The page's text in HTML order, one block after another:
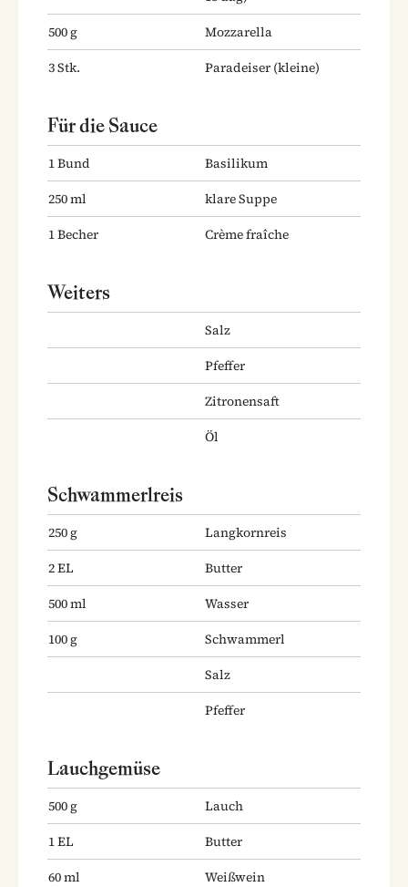
500g
Mozzarella
3Stk. Paradeiser (kleine)
Für die Sauce
1Bund
Basilikum
250ml
klare Suppe
1Becher Crème fraîche
Weiters
Salz
Pfeffer
Zitronensaft
Öl
Schwammerlreis
250g
Langkornreis
2EL
Butter
500ml
Wasser
100g
Schwammerl
Salz
Pfeffer
Lauchgemüse
500g
Lauch
1EL
Butter
60ml
Weißwein